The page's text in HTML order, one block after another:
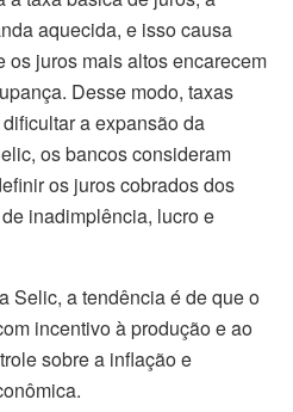
aquecida, e isso causa
os juros mais altos encarecem
Desse modo, taxas
a expansão da
os bancos consideram
os juros cobrados dos
inadimplência, lucro e
Selic, a tendência é de que o
incentivo à produção e ao
sobre a inflação e